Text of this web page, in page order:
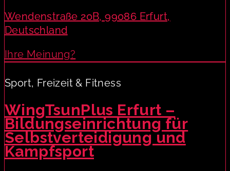
Wendenstraße 20B, 99086 Erfurt,
Deutschland
Ihre Meinung?
Sport, Freizeit & Fitness
WingTsunPlus Erfurt –
Bildungseinrichtung für
Selbstverteidigung und
Kampfsport